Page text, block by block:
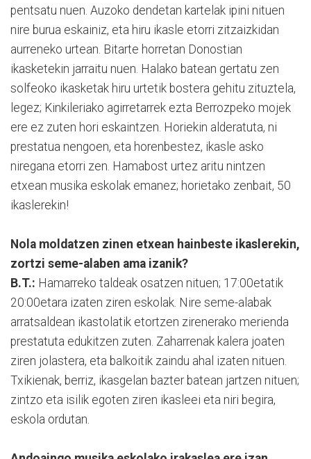
pentsatu nuen. Auzoko dendetan kartelak ipini nituen
nire burua eskainiz, eta hiru ikasle etorri zitzaizkidan
aurreneko urtean. Bitarte horretan Donostian
ikasketekin jarraitu nuen. Halako batean gertatu zen
solfeoko ikasketak hiru urtetik bostera gehitu zituztela,
legez; Kinkileriako agirretarrek ezta Berrozpeko mojek
ere ez zuten hori eskaintzen. Horiekin alderatuta, ni
prestatua nengoen, eta horenbestez, ikasle asko
niregana etorri zen. Hamabost urtez aritu nintzen
etxean musika eskolak emanez; horietako zenbait, 50
ikaslerekin!
Nola moldatzen zinen etxean hainbeste ikaslerekin,
zortzi seme-alaben ama izanik?
B.T.: Hamarreko taldeak osatzen nituen; 17:00etatik
20:00etara izaten ziren eskolak. Nire seme-alabak
arratsaldean ikastolatik etortzen zirenerako merienda
prestatuta edukitzen zuten. Zaharrenak kalera joaten
ziren jolastera, eta balkoitik zaindu ahal izaten nituen.
Txikienak, berriz, ikasgelan bazter batean jartzen nituen;
zintzo eta isilik egoten ziren ikasleei eta niri begira,
eskola ordutan.